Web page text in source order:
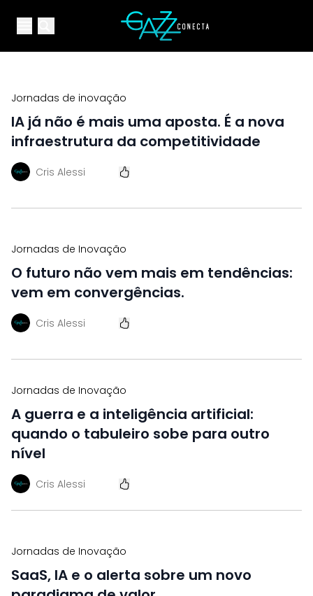
Open main menuYour Company
Jornadas de inovação
IA já não é mais uma aposta. É a nova
infraestrutura da competitividade
Cris Alessi
Jornadas de Inovação
O futuro não vem mais em tendências:
vem em convergências.
Cris Alessi
Jornadas de Inovação
A guerra e a inteligência artificial:
quando o tabuleiro sobe para outro
nível
Cris Alessi
Jornadas de Inovação
SaaS, IA e o alerta sobre um novo